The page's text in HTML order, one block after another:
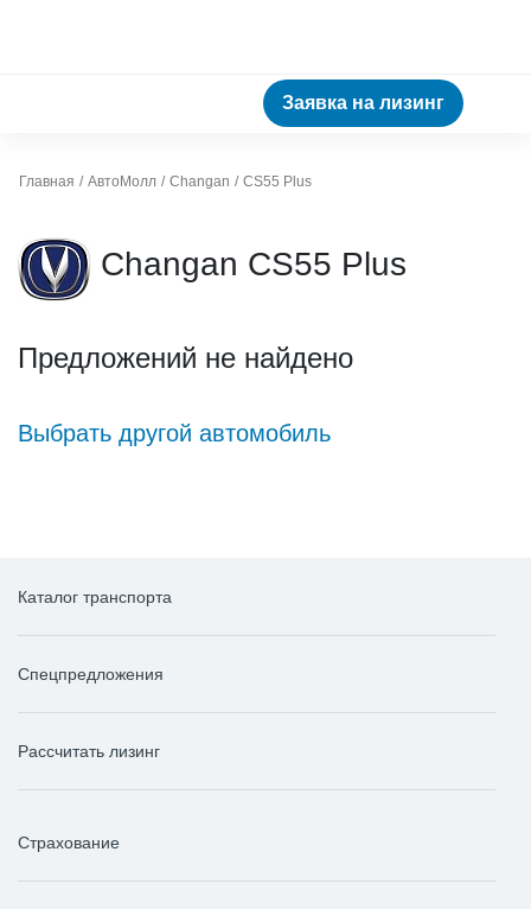
Заявка на лизинг
Главная АвтоМолл Changan CS55 Plus
Changan CS55 Plus
Предложений не найдено
Выбрать другой автомобиль
Каталог транспорта
Спецпредложения
Рассчитать лизинг
Страхование